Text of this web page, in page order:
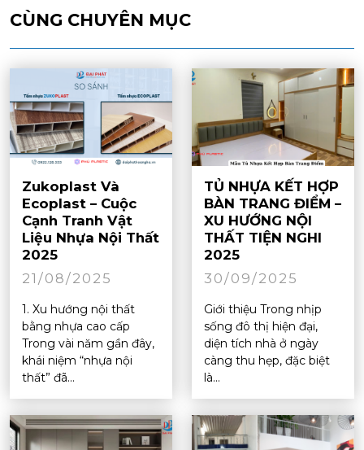
CÙNG CHUYÊN MỤC
Zukoplast Và
Ecoplast – Cuộc
Cạnh Tranh Vật
Liệu Nhựa Nội Thất
2025
21/08/2025
1. Xu hướng nội thất
bằng nhựa cao cấp
Trong vài năm gần đây,
khái niệm “nhựa nội
thất” đã...
TỦ NHỰA KẾT HỢP
BÀN TRANG ĐIỂM –
XU HƯỚNG NỘI
THẤT TIỆN NGHI
2025
30/09/2025
Giới thiệu Trong nhịp
sống đô thị hiện đại,
diện tích nhà ở ngày
càng thu hẹp, đặc biệt
là...